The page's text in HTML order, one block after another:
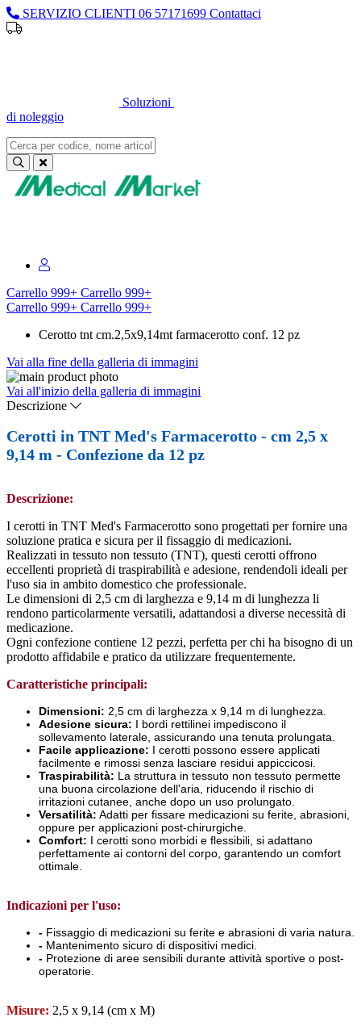
SERVIZIO CLIENTI 06 57171699 Contattaci
Soluzioni
di noleggio
Carrello 999+ Carrello 999+
Carrello 999+ Carrello 999+
Cerotto tnt cm.2,5x9,14mt farmacerotto conf. 12 pz
Vai alla fine della galleria di immagini
Vai all'inizio della galleria di immagini
Descrizione
Cerotti in TNT Med's Farmacerotto - cm 2,5 x
9,14 m - Confezione da 12 pz
Descrizione:
I cerotti in TNT Med's Farmacerotto sono progettati per fornire una
soluzione pratica e sicura per il fissaggio di medicazioni.
Realizzati in tessuto non tessuto (TNT), questi cerotti offrono
eccellenti proprietà di traspirabilità e adesione, rendendoli ideali per
l'uso sia in ambito domestico che professionale.
Le dimensioni di 2,5 cm di larghezza e 9,14 m di lunghezza li
rendono particolarmente versatili, adattandosi a diverse necessità di
medicazione.
Ogni confezione contiene 12 pezzi, perfetta per chi ha bisogno di un
prodotto affidabile e pratico da utilizzare frequentemente.
Caratteristiche principali:
Dimensioni: 2,5 cm di larghezza x 9,14 m di lunghezza.
Adesione sicura: I bordi rettilinei impediscono il
sollevamento laterale, assicurando una tenuta prolungata.
Facile applicazione: I cerotti possono essere applicati
facilmente e rimossi senza lasciare residui appiccicosi.
Traspirabilità: La struttura in tessuto non tessuto permette
una buona circolazione dell'aria, riducendo il rischio di
irritazioni cutanee, anche dopo un uso prolungato.
Versatilità: Adatti per fissare medicazioni su ferite, abrasioni,
oppure per applicazioni post-chirurgiche.
Comfort: I cerotti sono morbidi e flessibili, si adattano
perfettamente ai contorni del corpo, garantendo un comfort
ottimale.
Indicazioni per l'uso:
- Fissaggio di medicazioni su ferite e abrasioni di varia natura.
- Mantenimento sicuro di dispositivi medici.
- Protezione di aree sensibili durante attività sportive o post-
operatorie.
Misure: 2,5 x 9,14 (cm x M)